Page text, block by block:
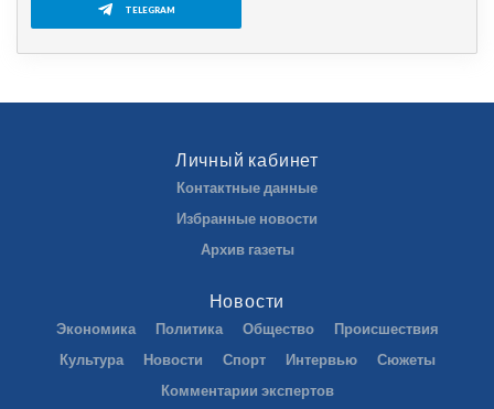
TELEGRAM
Личный кабинет
Контактные данные
Избранные новости
Архив газеты
Новости
Экономика Политика Общество
Происшествия
Культура
Новости Спорт Интервью
Сюжеты
Комментарии экспертов